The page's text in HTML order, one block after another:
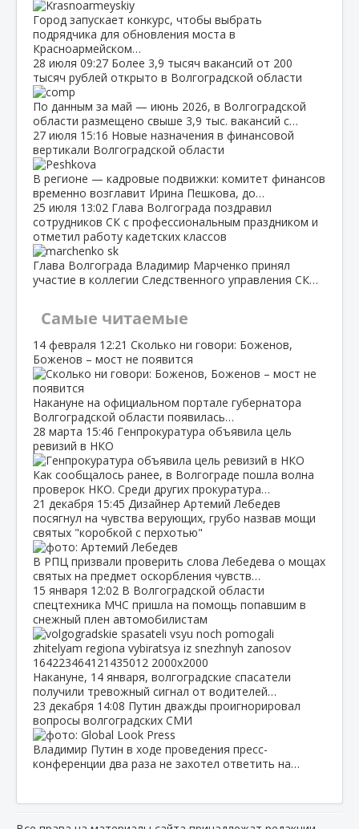
Город запускает конкурс, чтобы выбрать
подрядчика для обновления моста в
Красноармейском…
28 июля 09:27 Более 3,9 тысяч вакансий от 200
тысяч рублей открыто в Волгоградской области
По данным за май — июнь 2026, в Волгоградской
области размещено свыше 3,9 тыс. вакансий с…
27 июля 15:16 Новые назначения в финансовой
вертикали Волгоградской области
В регионе — кадровые подвижки: комитет финансов
временно возглавит Ирина Пешкова, до…
25 июля 13:02 Глава Волгограда поздравил
сотрудников СК с профессиональным праздником и
отметил работу кадетских классов
Глава Волгограда Владимир Марченко принял
участие в коллегии Следственного управления СК…
Самые читаемые
14 февраля 12:21 Сколько ни говори: Боженов,
Боженов – мост не появится
Накануне на официальном портале губернатора
Волгоградской области появилась…
28 марта 15:46 Генпрокуратура объявила цель
ревизий в НКО
Как сообщалось ранее, в Волгограде пошла волна
проверок НКО. Среди других прокуратура…
21 декабря 15:45 Дизайнер Артемий Лебедев
посягнул на чувства верующих, грубо назвав мощи
святых "коробкой с перхотью"
В РПЦ призвали проверить слова Лебедева о мощах
святых на предмет оскорбления чувств…
15 января 12:02 В Волгоградской области
спецтехника МЧС пришла на помощь попавшим в
снежный плен автомобилистам
Накануне, 14 января, волгоградские спасатели
получили тревожный сигнал от водителей…
23 декабря 14:08 Путин дважды проигнорировал
вопросы волгоградских СМИ
Владимир Путин в ходе проведения пресс-
конференции два раза не захотел ответить на…